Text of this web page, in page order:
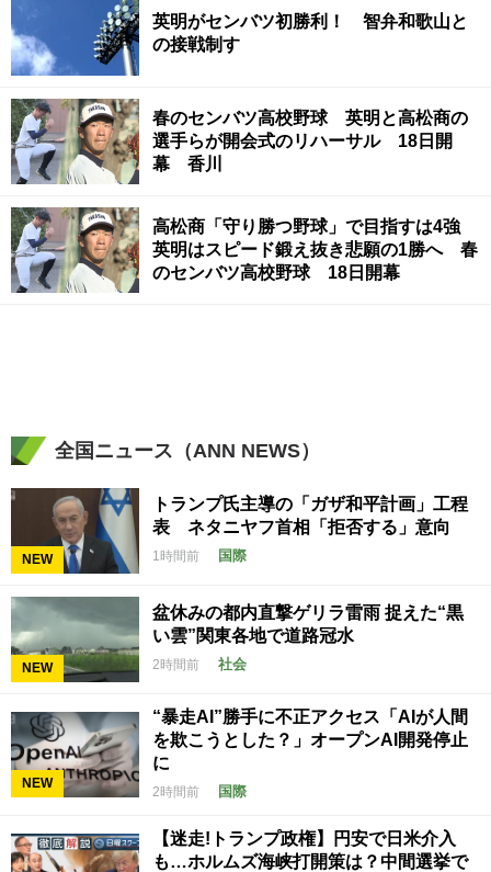
英明がセンバツ初勝利！ 智弁和歌山と
の接戦制す
春のセンバツ高校野球 英明と高松商の
選手らが開会式のリハーサル 18日開
幕 香川
高松商「守り勝つ野球」で目指すは4強
英明はスピード鍛え抜き悲願の1勝へ 春
のセンバツ高校野球 18日開幕
全国ニュース（ANN NEWS）
NEW
トランプ氏主導の「ガザ和平計画」工程
表 ネタニヤフ首相「拒否する」意向
1時間前 国際
NEW
盆休みの都内直撃ゲリラ雷雨 捉えた“黒
い雲”関東各地で道路冠水
2時間前 社会
NEW
“暴走AI”勝手に不正アクセス「AIが人間
を欺こうとした？」オープンAI開発停止
に
2時間前 国際
【迷走!トランプ政権】円安で日米介入
も…ホルムズ海峡打開策は？中間選挙で